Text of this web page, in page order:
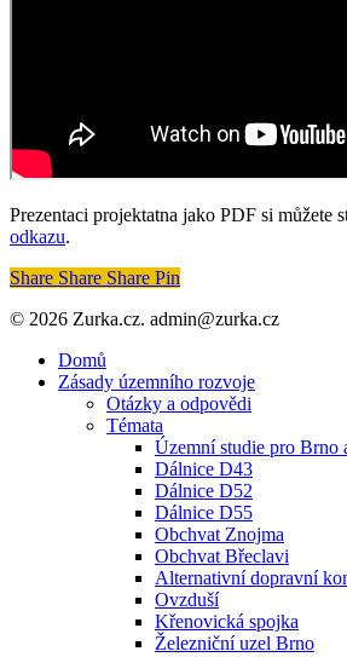
Prezentaci projektatna jako PDF si můžete
odkazu.
Share
Share Share Share Pin
© 2026 Zurka.cz. admin@zurka.cz
Close
Menu
Domů
Zásady územního rozvoje
Otázky a odpovědi
Témata
Územní studie pro Brno
Dálnice D43
Dálnice D52
Dálnice D55
Obchvat Znojma
Obchvat Břeclavi
Alternativní dopravní
Ovzduší
Křenovická spojka
Železniční uzel Brno